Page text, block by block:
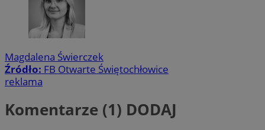
Magdalena Świerczek
Źródło: FB Otwarte Świętochłowice
reklama
Komentarze (1) DODAJ